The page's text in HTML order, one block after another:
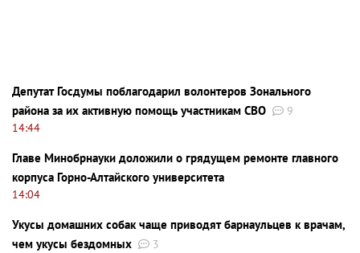
Депутат Госдумы поблагодарил волонтеров Зонального
района за их активную помощь участникам СВО
9
14:44
Главе Минобрнауки доложили о грядущем ремонте главного
корпуса Горно-Алтайского университета
14:04
Укусы домашних собак чаще приводят барнаульцев к врачам,
чем укусы бездомных
3